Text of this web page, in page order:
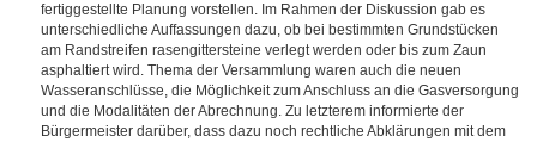
fertiggestellte Planung vorstellen. Im Rahmen der Diskussion gab es
unterschiedliche Auffassungen dazu, ob bei bestimmten Grundstücken
am Randstreifen rasengittersteine verlegt werden oder bis zum Zaun
asphaltiert wird. Thema der Versammlung waren auch die neuen
Wasseranschlüsse, die Möglichkeit zum Anschluss an die Gasversorgung
und die Modalitäten der Abrechnung. Zu letzterem informierte der
Bürgermeister darüber, dass dazu noch rechtliche Abklärungen mit dem